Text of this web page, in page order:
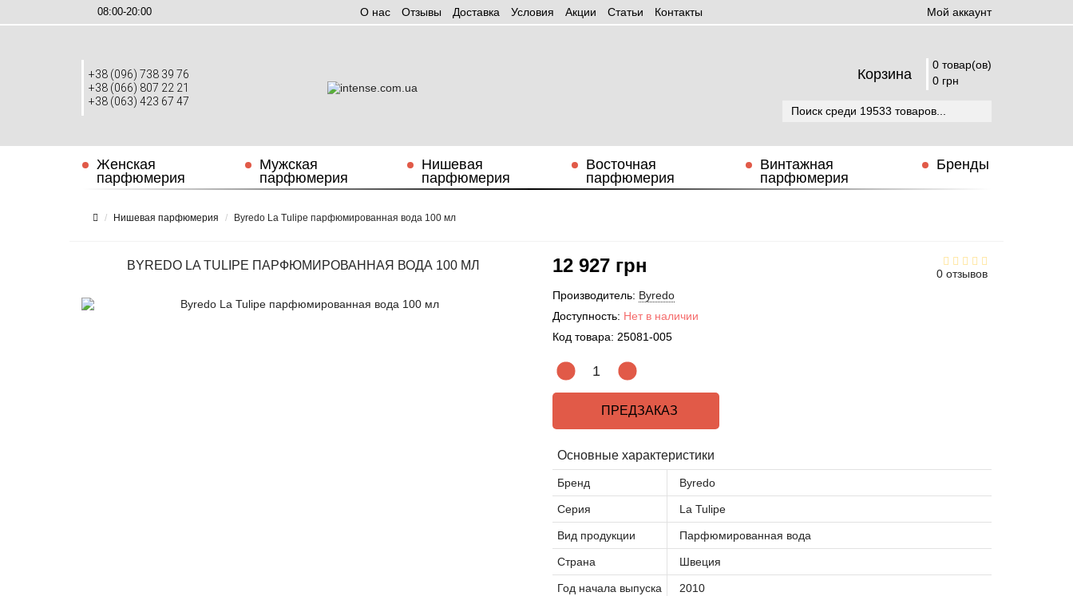
08:00-20:00 О нас Отзывы Доставка Условия Aкции Статьи Контакты Мой аккаунт
+38 (096) 738 39 76
+38 (066) 807 22 21
+38 (063) 423 67 47
Корзина
0 товар(ов)
0 грн
Женская
парфюмерия
Мужская
парфюмерия
Нишевая
парфюмерия
Восточная
парфюмерия
Винтажная
парфюмерия
Бренды
Нишевая парфюмерия Byredo La Tulipe парфюмированная вода 100 мл
BYREDO LA TULIPE ПАРФЮМИРОВАННАЯ ВОДА 100 МЛ
0 отзывов
12 927 грн
Производитель: Byredo
Доступность: Нет в наличии
Код товара: 25081-005
ПРЕДЗАКАЗ
Основные характеристики
Бренд Byredo
Серия La Tulipe
Вид продукции Парфюмированная вода
Страна Швеция
Год начала выпуска 2010